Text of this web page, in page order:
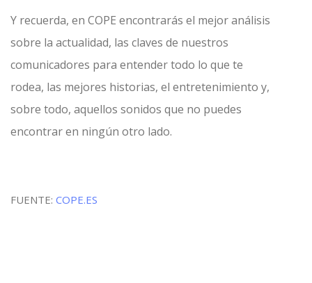
Y recuerda, en COPE encontrarás el mejor análisis
sobre la actualidad, las claves de nuestros
comunicadores para entender todo lo que te
rodea, las mejores historias, el entretenimiento y,
sobre todo, aquellos sonidos que no puedes
encontrar en ningún otro lado.
FUENTE: COPE.ES